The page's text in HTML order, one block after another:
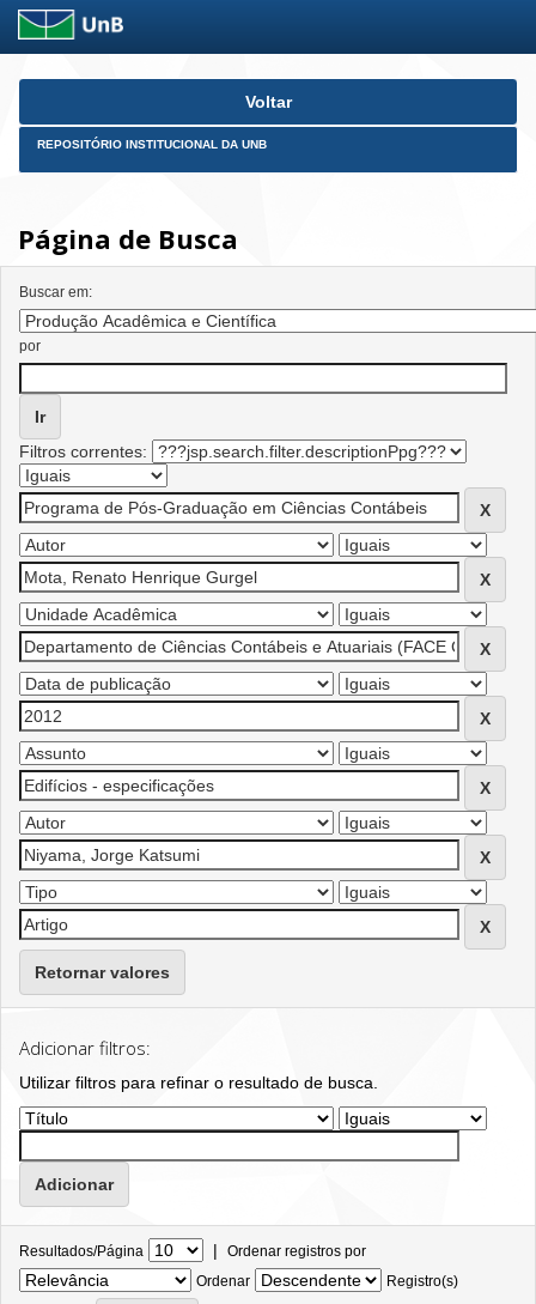
Skip
Voltar
REPOSITÓRIO INSTITUCIONAL DA UNB
Página de Busca
Buscar em:
por
Filtros correntes:
Retornar valores
Adicionar filtros:
Utilizar filtros para refinar o resultado de busca.
Resultados/Página | Ordenar registros por
Ordenar
Registro(s)